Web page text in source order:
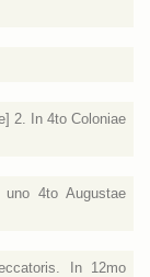
2. In 4to Coloniae
4to Augustae
In 12mo